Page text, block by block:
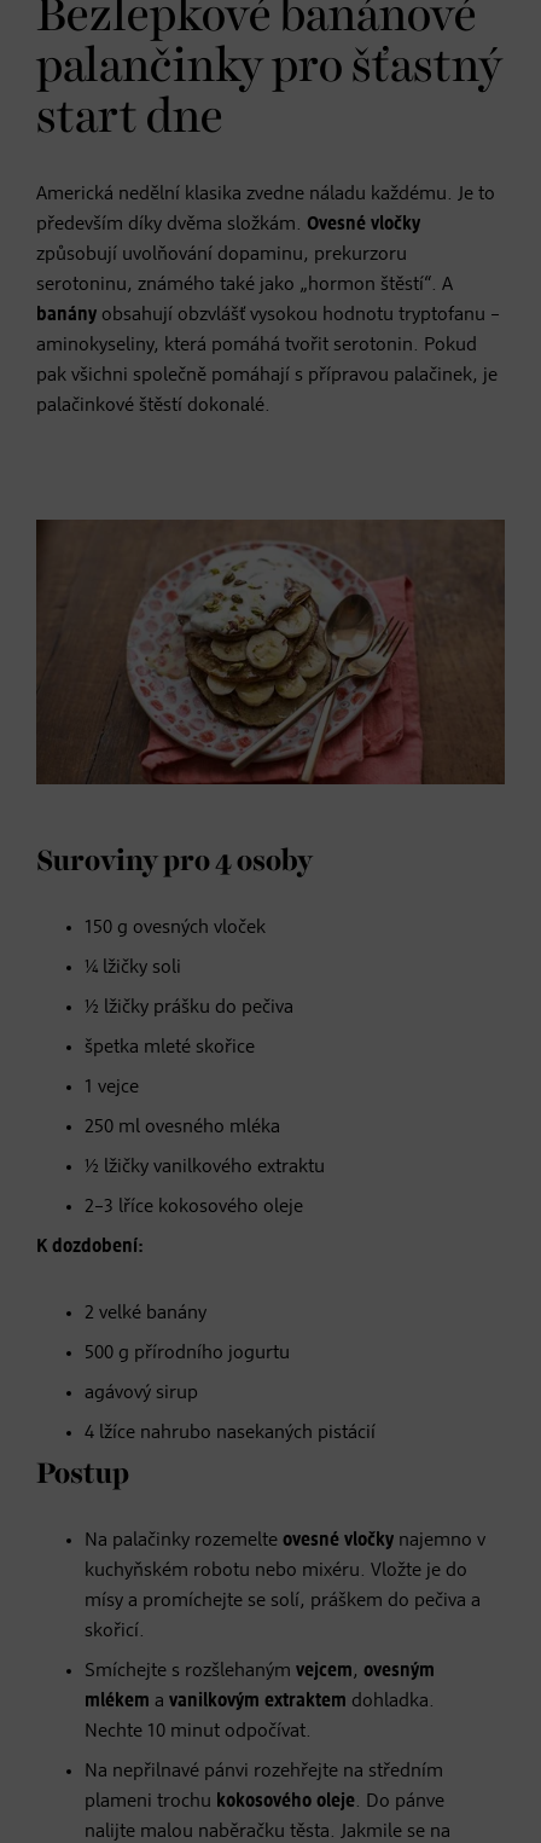
Bezlepkové banánové
palančinky pro šťastný
start dne
Americká nedělní klasika zvedne náladu každému. Je to
především díky dvěma složkám. Ovesné vločky
způsobují uvolňování dopaminu, prekurzoru
serotoninu, známého také jako „hormon štěstí“. A
banány obsahují obzvlášť vysokou hodnotu tryptofanu –
aminokyseliny, která pomáhá tvořit serotonin. Pokud
pak všichni společně pomáhají s přípravou palačinek, je
palačinkové štěstí dokonalé.
Suroviny pro 4 osoby
150 g ovesných vloček
¼ lžičky soli
½ lžičky prášku do pečiva
špetka mleté skořice
1 vejce
250 ml ovesného mléka
½ lžičky vanilkového extraktu
2–3 lříce kokosového oleje
K dozdobení:
2 velké banány
500 g přírodního jogurtu
agávový sirup
4 lžíce nahrubo nasekaných pistácií
Postup
Na palačinky rozemelte ovesné vločky najemno v
kuchyňském robotu nebo mixéru. Vložte je do
mísy a promíchejte se solí, práškem do pečiva a
skořicí.
Smíchejte s rozšlehaným vejcem, ovesným
mlékem a vanilkovým extraktem dohladka.
Nechte 10 minut odpočívat.
Na nepřilnavé pánvi rozehřejte na středním
plameni trochu kokosového oleje. Do pánve
nalijte malou naběračku těsta. Jakmile se na